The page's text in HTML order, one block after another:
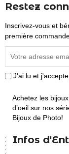
Restez
Inscrivez-vous et
première
J'ai lu et j'accepte
Achetez les
d’oeil sur nos
Bijoux de Photo!
Infos